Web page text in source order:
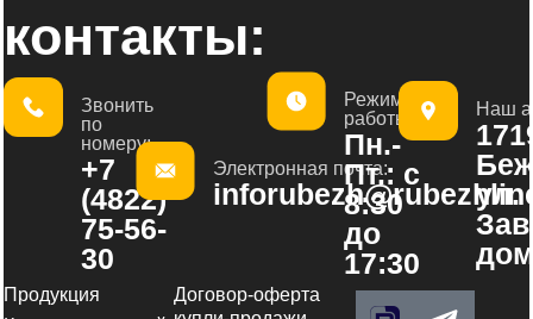
контакты:
Звонить
по
номеру:
+7
(4822)
75-56-
30
Электронная почта:
Режим
работы:
Пн.-
Пт.: с
8:30
до
17:30
Наш
ул.
Продукция
Договор-оферта
T
V